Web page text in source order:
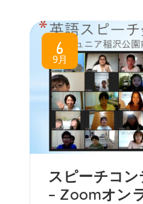
6
9月
スピーチコ
– Zoomオン